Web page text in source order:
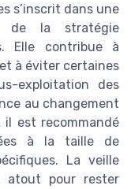
s’inscrit dans une
de la stratégie
Elle contribue à
à éviter certaines
exploitation des
au changement
il est recommandé
à la taille de
La veille
atout pour rester